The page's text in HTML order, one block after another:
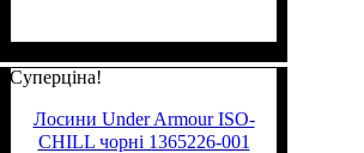
Суперціна!
Лосини Under Armour ISO-
CHILL чорні 1365226-001